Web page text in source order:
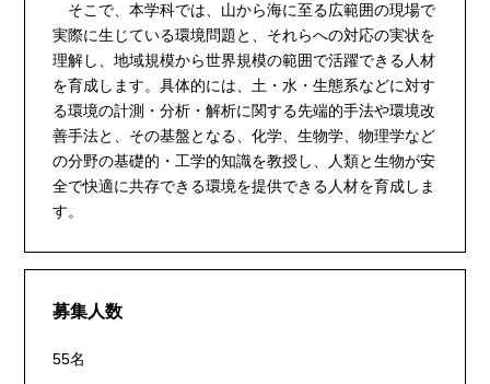
そこで、本学科では、山から海に至る広範囲の現場で
実際に生じている環境問題と、それらへの対応の実状を
理解し、地域規模から世界規模の範囲で活躍できる人材
を育成します。具体的には、土・水・生態系などに対す
る環境の計測・分析・解析に関する先端的手法や環境改
善手法と、その基盤となる、化学、生物学、物理学など
の分野の基礎的・工学的知識を教授し、人類と生物が安
全で快適に共存できる環境を提供できる人材を育成しま
す。
募集人数
55名